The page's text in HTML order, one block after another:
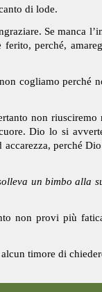
di lode.
Se manca
perché,
cogliamo perché
non riusciremo
Dio lo si
perché Dio
un bimbo alla
non provi più
timore di